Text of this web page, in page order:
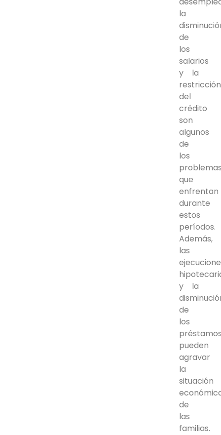
la
de
los
salarios
y la
restricción
del
crédito
son
algunos
de
los
que
enfrentan
durante
estos
períodos.
Además,
las
y la
de
los
pueden
agravar
la
situación
de
las
familias.